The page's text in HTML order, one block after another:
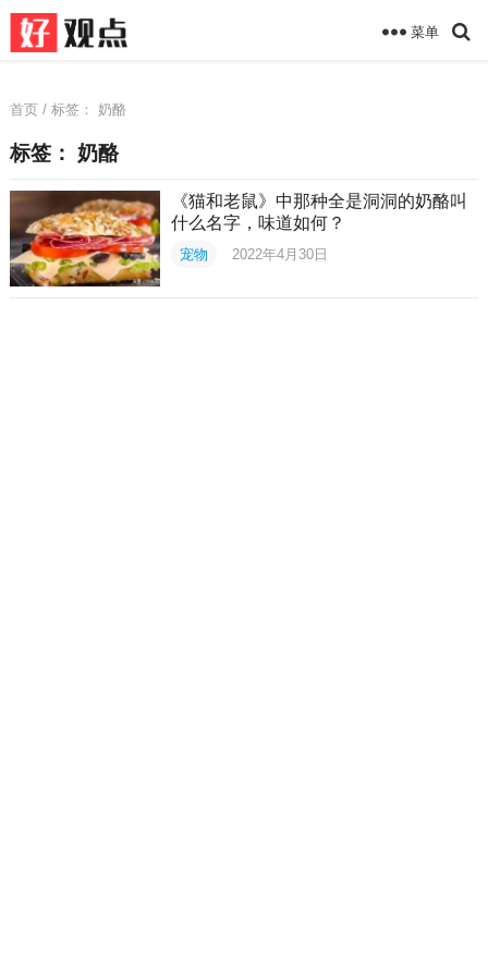
菜单
首页/ 标签： 奶酪
标签： 奶酪
《猫和老鼠》中那种全是洞洞的奶酪叫
什么名字，味道如何？
宠物 2022年4月30日